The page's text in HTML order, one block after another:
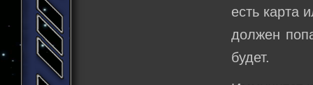
есть карта
должен
будет.